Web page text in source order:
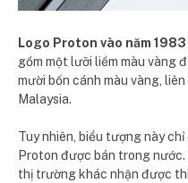
Logo Proton vào năm 1983
gồm một lưỡi liềm màu vàng
mười bốn cánh màu vàng,
Malaysia.
Tuy nhiên, biểu tượng này
Proton được bán trong nước.
thị trường khác nhận được